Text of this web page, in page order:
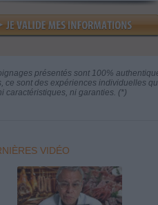
présentés sont 100%
ce sont des expériences individuelles
caractéristiques, ni garanties. (*)
VIDÉO